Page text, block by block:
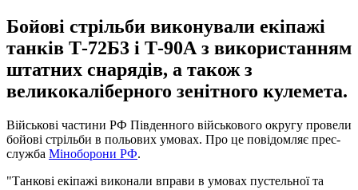
Бойові стрільби виконували екіпажі
танків Т-72Б3 і Т-90А з використанням
штатних снарядів, а також з
великокаліберного зенітного кулемета.
Військові частини РФ Південного військового округу провели
бойові стрільби в польових умовах. Про це повідомляє прес-
служба Міноборони РФ.
"Танкові екіпажі виконали вправи в умовах пустельної та